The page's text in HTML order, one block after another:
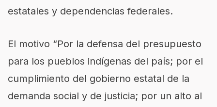
estatales y dependencias federales.
El motivo “Por la defensa del presupuesto
para los pueblos indígenas del país; por el
cumplimiento del gobierno estatal de la
demanda social y de justicia; por un alto al